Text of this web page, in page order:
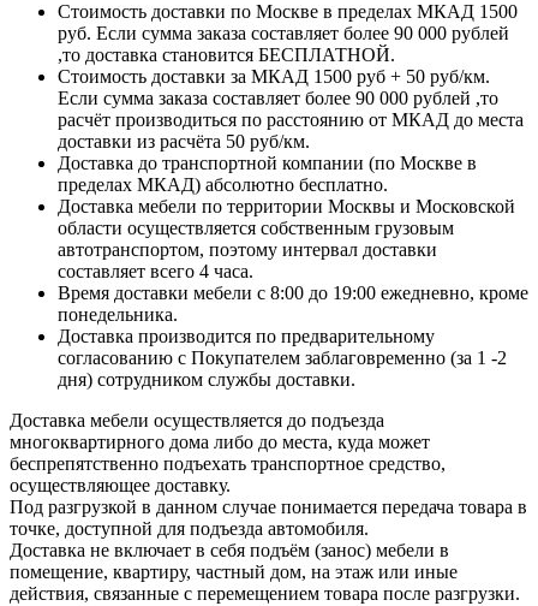
Стоимость доставки по Москве в пределах МКАД 1500
руб. Если сумма заказа составляет более 90 000 рублей
,то доставка становится БЕСПЛАТНОЙ.
Стоимость доставки за МКАД 1500 руб + 50 руб/км.
Если сумма заказа составляет более 90 000 рублей ,то
расчёт производиться по расстоянию от МКАД до места
доставки из расчёта 50 руб/км.
Доставка до транспортной компании (по Москве в
пределах МКАД) абсолютно бесплатно.
Доставка мебели по территории Москвы и Московской
области осуществляется собственным грузовым
автотранспортом, поэтому интервал доставки
составляет всего 4 часа.
Время доставки мебели с 8:00 до 19:00 ежедневно, кроме
понедельника.
Доставка производится по предварительному
согласованию с Покупателем заблаговременно (за 1 -2
дня) сотрудником службы доставки.
Доставка мебели осуществляется до подъезда
многоквартирного дома либо до места, куда может
беспрепятственно подъехать транспортное средство,
осуществляющее доставку.
Под разгрузкой в данном случае понимается передача товара в
точке, доступной для подъезда автомобиля.
Доставка не включает в себя подъём (занос) мебели в
помещение, квартиру, частный дом, на этаж или иные
действия, связанные с перемещением товара после разгрузки.